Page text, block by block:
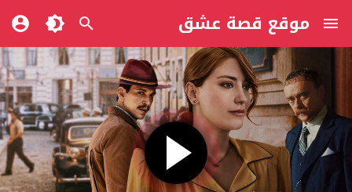
موقع قصة عشق